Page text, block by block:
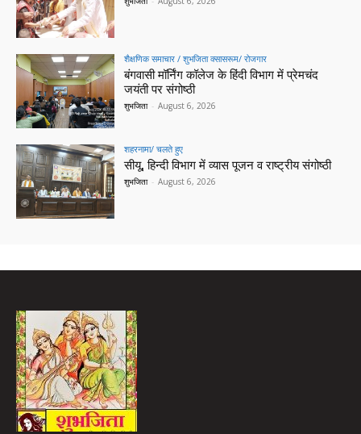
शैक्षणिक समाचार / शुभजिता क्सासरूम/ रोजगार
बंगवासी मॉर्निंग कॉलेज के हिंदी विभाग में प्रेमचंद
जयंती पर संगोष्ठी
शुभजिता - August 6, 2026
शहरनामा/ चलते हुए
सीयू, हिन्दी विभाग में व्यास पूजन व राष्ट्रीय संगोष्ठी
शुभजिता - August 6, 2026